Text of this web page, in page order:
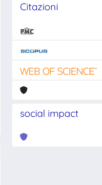
Citazioni
social impact